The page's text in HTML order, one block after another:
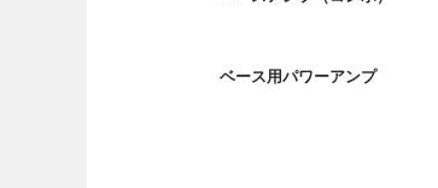
ベース用パワーアンプ